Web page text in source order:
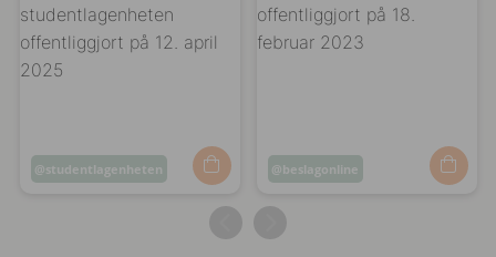
Opslag
studentlagenheten
Opslag
beslagonline